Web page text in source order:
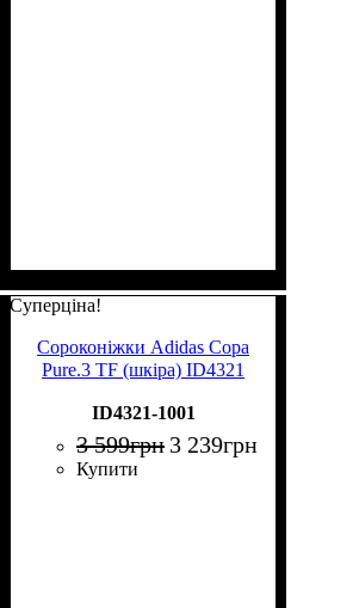
Суперціна!
Сороконіжки Adidas Copa
Pure.3 TF (шкіра) ID4321
ID4321-1001
3 599грн 3 239грн
Купити